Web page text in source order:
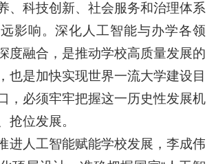
、科技创新、社会服务和治理体系
影响。深化人工智能与办学各领
度融合，是推动学校高质量发展的
也是加快实现世界一流大学建设目
，必须牢牢把握这一历史性发展机
抢位发展。
进人工智能赋能学校发展，李成伟